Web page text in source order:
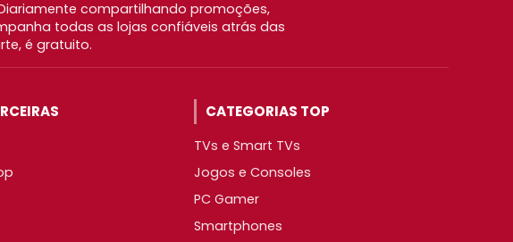
compartilhando promoções,
todas as lojas confiáveis atrás das
é gratuito.
CATEGORIAS TOP
TVs e Smart TVs
Jogos e Consoles
PC Gamer
Smartphones